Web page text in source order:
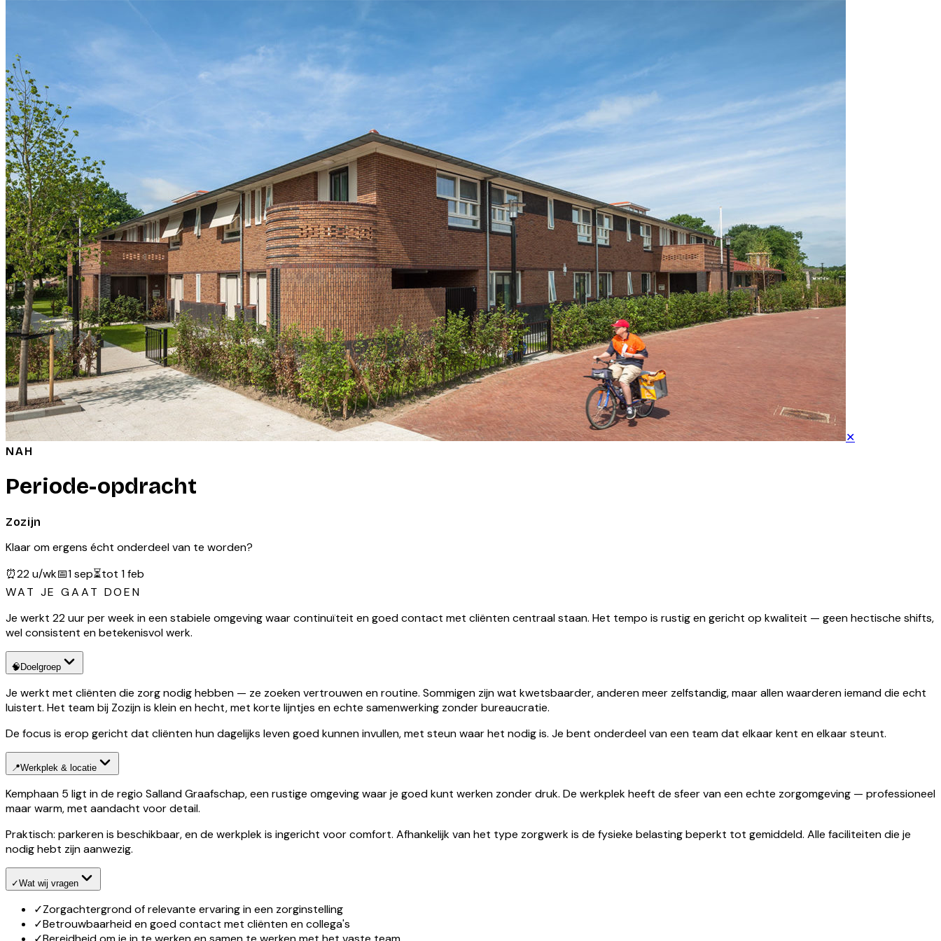
✕
NAH
Periode-opdracht
Zozijn
Klaar om ergens écht onderdeel van te worden?
⏰22 u/wk📅1 sep⏳tot 1 feb
WAT JE GAAT DOEN
Je werkt 22 uur per week in een stabiele omgeving waar continuïteit en goed contact met cliënten centraal staan. Het tempo is rustig en gericht op kwaliteit — geen hectische shifts,
wel consistent en betekenisvol werk.
🧠 Doelgroep
Je werkt met cliënten die zorg nodig hebben — ze zoeken vertrouwen en routine. Sommigen zijn wat kwetsbaarder, anderen meer zelfstandig, maar allen waarderen iemand die echt
luistert. Het team bij Zozijn is klein en hecht, met korte lijntjes en echte samenwerking zonder bureaucratie.
De focus is erop gericht dat cliënten hun dagelijks leven goed kunnen invullen, met steun waar het nodig is. Je bent onderdeel van een team dat elkaar kent en elkaar steunt.
📍Werkplek & locatie
Kemphaan 5 ligt in de regio Salland Graafschap, een rustige omgeving waar je goed kunt werken zonder druk. De werkplek heeft de sfeer van een echte zorgomgeving — professioneel
maar warm, met aandacht voor detail.
Praktisch: parkeren is beschikbaar, en de werkplek is ingericht voor comfort. Afhankelijk van het type zorgwerk is de fysieke belasting beperkt tot gemiddeld. Alle faciliteiten die je
nodig hebt zijn aanwezig.
✓Wat wij vragen
✓Zorgachtergrond of relevante ervaring in een zorginstelling
✓Betrouwbaarheid en goed contact met cliënten en collega's